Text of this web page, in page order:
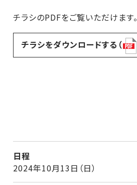
チラシのPDFをご覧いただけます。
チラシをダウンロードする（
日程
2024年10月13日（日）